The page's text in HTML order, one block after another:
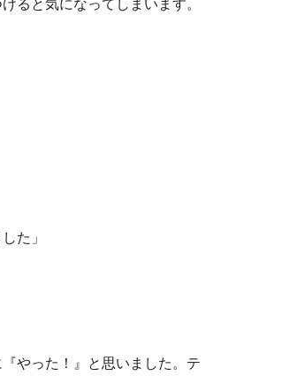
ると気になってしまいます。
た」
やった！』と思いました。テ